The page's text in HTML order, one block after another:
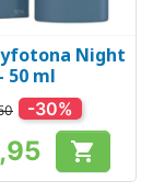
Night
- 50 ml
-30%
Prijs 